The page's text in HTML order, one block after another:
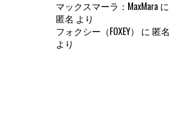
マックスマーラ：MaxMaraに
匿名 より
フォクシー（FOXEY）
に 匿名
より